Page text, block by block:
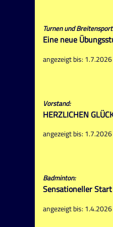
Turnen und
Eine neue
angezeigt bis: 1.7.2026
Vorstand:
HERZLICHEN
angezeigt bis: 1.7.2026
Badminton:
Sensationeller
angezeigt bis: 1.4.2026